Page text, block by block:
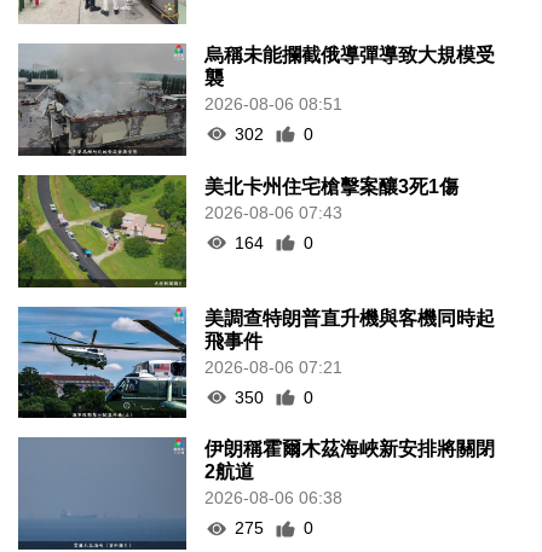
烏稱未能攔截俄導彈導致大規模受
襲
2026-08-06 08:51
302
0
美北卡州住宅槍擊案釀3死1傷
2026-08-06 07:43
164
0
美調查特朗普直升機與客機同時起
飛事件
2026-08-06 07:21
350
0
伊朗稱霍爾木茲海峽新安排將關閉
2航道
2026-08-06 06:38
275
0